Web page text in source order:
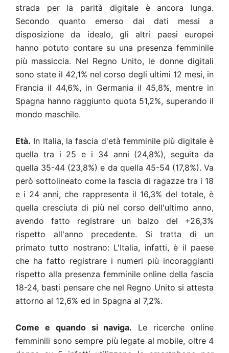
strada per la parità digitale è ancora lunga.
Secondo quanto emerso dai dati messi a
disposizione da idealo, gli altri paesi europei
hanno potuto contare su una presenza femminile
più massiccia. Nel Regno Unito, le donne digitali
sono state il 42,1% nel corso degli ultimi 12 mesi, in
Francia il 44,6%, in Germania il 45,8%, mentre in
Spagna hanno raggiunto quota 51,2%, superando il
mondo maschile.
Età. In Italia, la fascia d'età femminile più digitale è
quella tra i 25 e i 34 anni (24,8%), seguita da
quella 35-44 (23,8%) e da quella 45-54 (17,8%). Va
però sottolineato come la fascia di ragazze tra i 18
e i 24 anni, che rappresenta il 16,3% del totale, è
quella cresciuta di più nel corso dell'ultimo anno,
avendo fatto registrare un balzo del +26,3%
rispetto all'anno precedente.
Si tratta di un
primato tutto nostrano: L'Italia, infatti, è il paese
che ha fatto registrare i numeri più incoraggianti
rispetto alla presenza femminile online della fascia
18-24, basti pensare che nel Regno Unito si attesta
attorno al 12,6% ed in Spagna al 7,2%.
Come e quando si naviga. Le ricerche online
femminili sono sempre più legate al mobile, oltre 4